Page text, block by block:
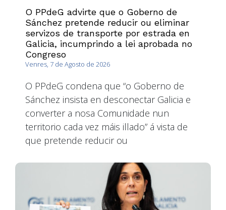
O PPdeG advirte que o Goberno de
Sánchez pretende reducir ou eliminar
servizos de transporte por estrada en
Galicia, incumprindo a lei aprobada no
Congreso
Venres, 7 de Agosto de 2026
O PPdeG condena que “o Goberno de
Sánchez insista en desconectar Galicia e
converter a nosa Comunidade nun
territorio cada vez máis illado” á vista de
que pretende reducir ou